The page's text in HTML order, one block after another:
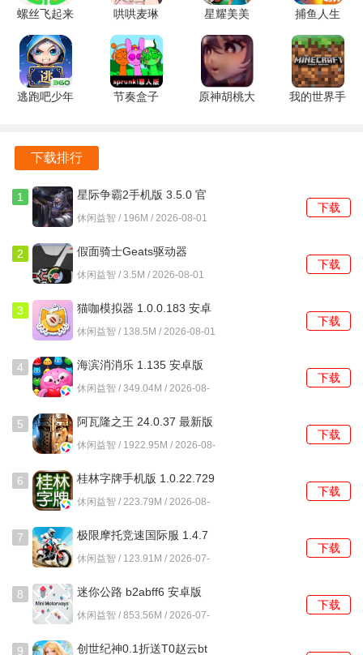
3. 游戏中设有丰富的隐藏关卡和金蛋，玩家在完成常规关卡
后，可以通过收集星星来解锁，增加了游戏的探索乐趣。
4. 游戏画面采用卡通风格，色彩鲜艳，场景设计生动有趣，
愤怒的小鸟最初版本游戏特色
鸟进行攻击，增强了策略性。
不断尝试和调整，增加了重玩价值。
和障碍，保持了游戏的新鲜感。
战自我，追求更高的分数和成就。
1. 在每个关卡开始前，仔细观察猪的防御结构，制定合理的
2. 发射小鸟时，注意调整弹弓的角度和力度，尝试多次以找
3. 利用小鸟的特殊技能，针对不同的目标选择合适的小鸟进
4. 通过不断尝试，积累经验，掌握每只小鸟的弹射效果，提
螺丝飞起来
1.1.2 安卓
版
哄哄麦琳
v1.0 安卓
版
星耀美美
v1.0.1 安卓
版
捕鱼人生
1.0.51 安卓
版
逃跑吧少年
正版
节奏盒子
原神胡桃大
我的世界手
下载排行
1
星际争霸2手机版 3.5.0 官
方安卓版
休闲益智 / 196M / 2026-08-01
下载
2
假面骑士Geats驱动器
1.0.0 安卓版
休闲益智 / 3.5M / 2026-08-01
下载
3
猫咖模拟器 1.0.0.183 安卓
版
休闲益智 / 138.5M / 2026-08-01
下载
4 海滨消消乐 1.135 安卓版
休闲益智 / 349.04M / 2026-08-
下载
5 阿瓦隆之王 24.0.37 最新版
休闲益智 / 1922.95M / 2026-08-
下载
6
桂林字牌手机版 1.0.22.729
最新版
休闲益智 / 223.79M / 2026-08-
下载
7
极限摩托竞速国际服 1.4.7
安卓版
休闲益智 / 123.91M / 2026-07-
下载
8 迷你公路 b2abff6 安卓版
休闲益智 / 853.56M / 2026-07-
下载
9 创世纪神0.1折送T0赵云bt